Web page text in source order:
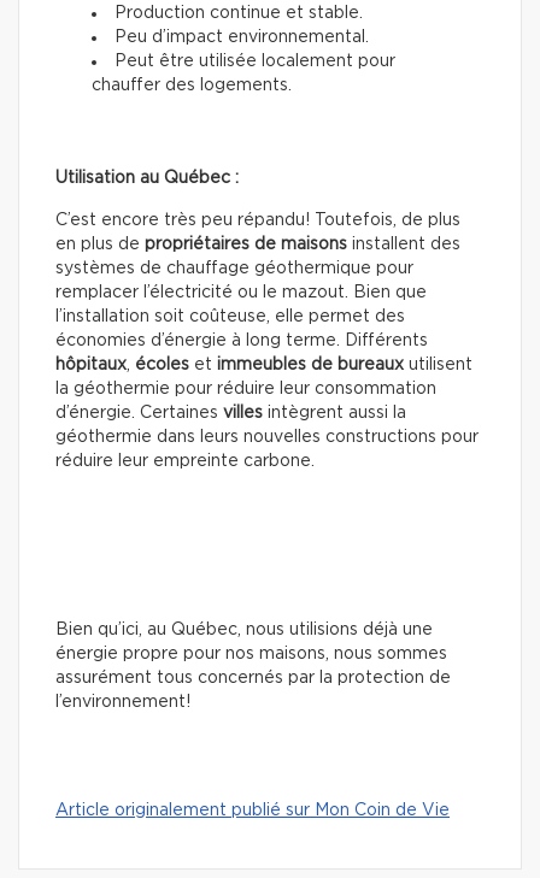
Production continue et stable.
Peu d’impact environnemental.
Peut être utilisée localement pour
chauffer des logements.
Utilisation au Québec :
C’est encore très peu répandu! Toutefois, de plus
en plus de propriétaires de maisons installent des
systèmes de chauffage géothermique pour
remplacer l’électricité ou le mazout. Bien que
l’installation soit coûteuse, elle permet des
économies d’énergie à long terme. Différents
hôpitaux, écoles et immeubles de bureaux utilisent
la géothermie pour réduire leur consommation
d’énergie. Certaines villes intègrent aussi la
géothermie dans leurs nouvelles constructions pour
réduire leur empreinte carbone.
Bien qu’ici, au Québec, nous utilisions déjà une
énergie propre pour nos maisons, nous sommes
assurément tous concernés par la protection de
l’environnement!
Article originalement publié sur Mon Coin de Vie